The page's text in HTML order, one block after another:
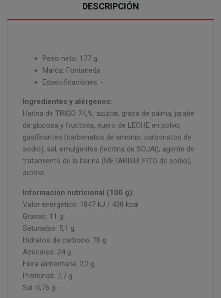
DESCRIPCIÓN
Peso neto: 177 g
Marca: Fontaneda
Especificaciones: -
Ingredientes y alérgenos:
Harina de TRIGO 74,%, azúcar, grasa de palma, jarabe
de glucosa y fructosa, suero de LECHE en polvo,
gasificantes (carbonatos de amonio, carbonatos de
sodio), sal, emulgentes (lecitina de SOJAl), agente de
tratamiento de la harina (METABISULFITO de sodio),
aroma.
Información nutricional (100 g):
Valor energético: 1847 kJ / 438 kcal
Grasas: 11 g
Saturadas: 5,1 g
Hidratos de carbono: 76 g
Azúcares: 24 g
Fibra alimentaria: 2,2 g
Proteínas: 7,7 g
Sal: 0,76 g